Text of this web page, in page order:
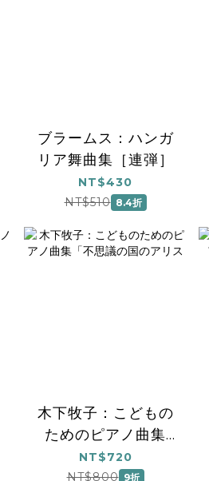
ブラームス：ハンガ
リア舞曲集［連弾］
NT$430
NT$510 8.4折
木下牧子：こどもの
ためのピアノ曲集
「不思議の国のアリ
NT$720
NT$800 9折